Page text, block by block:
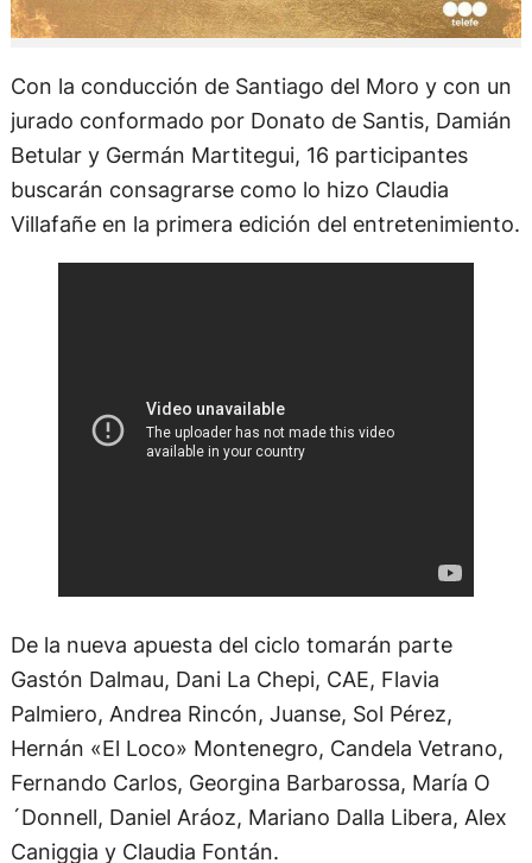
Con la conducción de Santiago del Moro y con un
jurado conformado por Donato de Santis, Damián
Betular y Germán Martitegui, 16 participantes
buscarán consagrarse como lo hizo Claudia
Villafañe en la primera edición del entretenimiento.
De la nueva apuesta del ciclo tomarán parte
Gastón Dalmau, Dani La Chepi, CAE, Flavia
Palmiero, Andrea Rincón, Juanse, Sol Pérez,
Hernán «El Loco» Montenegro, Candela Vetrano,
Fernando Carlos, Georgina Barbarossa, María O
´Donnell, Daniel Aráoz, Mariano Dalla Libera, Alex
Caniggia y Claudia Fontán.